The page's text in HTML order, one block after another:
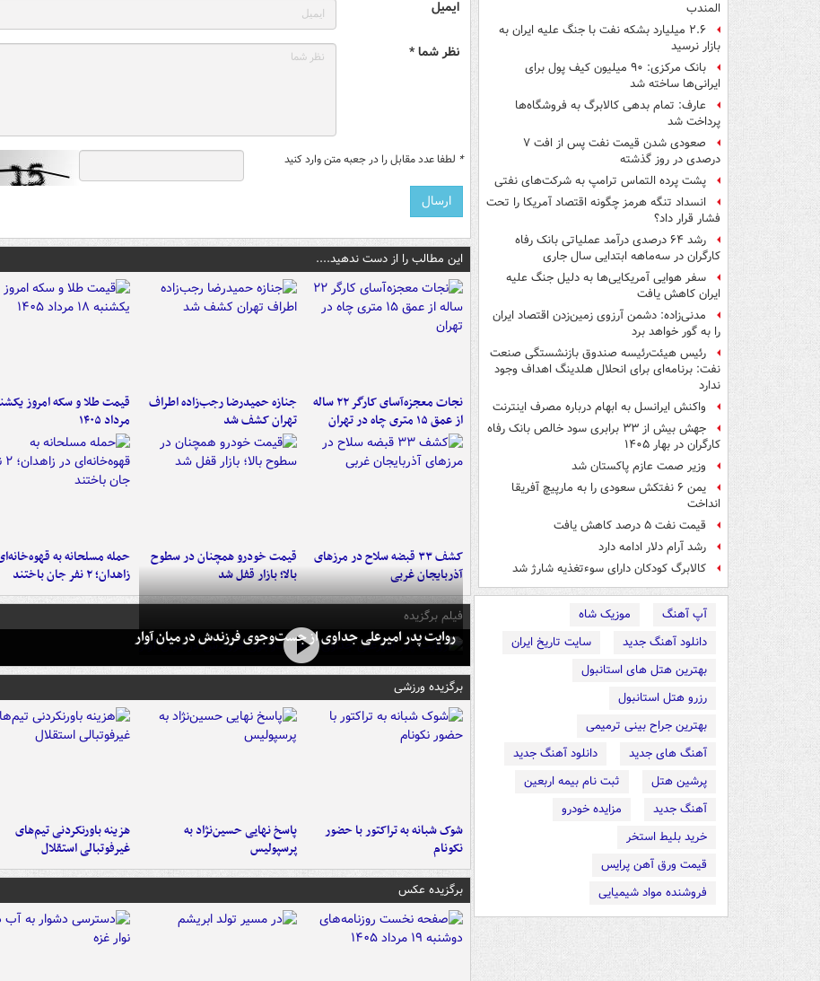
المندب
۲.۶ میلیارد بشکه نفت با جنگ علیه ایران به
بازار نرسید
بانک مرکزی: ۹۰ میلیون کیف پول برای
ایرانی‌ها ساخته شد
عارف: تمام بدهی کالابرگ به فروشگاه‌ها
پرداخت شد
صعودی شدن قیمت نفت پس از افت ۷
درصدی در روز گذشته
پشت پرده التماس ترامپ به شرکت‌های نفتی
انسداد تنگه هرمز چگونه اقتصاد آمریکا را تحت
فشار قرار داد؟
رشد ۶۴ درصدی درآمد عملیاتی بانک رفاه
کارگران در سه‌ماهه ابتدایی سال جاری
سفر هوایی آمریکایی‌ها به دلیل جنگ علیه
ایران کاهش یافت
مدنی‌زاده: دشمن آرزوی زمین‌زدن اقتصاد ایران
را به گور خواهد برد
رئیس هیئت‌رئیسه صندوق بازنشستگی صنعت
نفت: برنامه‌ای برای انحلال هلدینگ اهداف وجود
ندارد
واکنش ایرانسل به ابهام درباره مصرف اینترنت
جهش بیش از ۳۳ برابری سود خالص بانک رفاه
کارگران در بهار ۱۴۰۵
وزیر صمت عازم پاکستان شد
یمن ۶ نفتکش سعودی را به مارپیچ آفریقا
انداخت
قیمت نفت ۵ درصد کاهش یافت
رشد آرام دلار ادامه دارد
کالابرگ کودکان دارای سوءتغذیه شارژ شد
آپ آهنگ
موزیک شاه
دانلود آهنگ جدید
سایت تاریخ ایران
بهترین هتل های استانبول
رزرو هتل استانبول
بهترین جراح بینی ترمیمی
آهنگ های جدید
دانلود آهنگ جدید
پرشین هتل
ثبت نام بیمه اربعین
آهنگ جدید
مزایده خودرو
خرید بلیط استخر
قیمت ورق آهن پرایس
فروشنده مواد شیمیایی
ایمیل
نظر شما *
* لطفا عدد مقابل را در جعبه متن وارد کنید
این مطالب را از دست ندهید....
نجات معجزه‌آسای کارگر ۲۲ ساله
از عمق ۱۵ متری چاه در تهران
جنازه حمیدرضا رجب‌زاده اطراف
تهران کشف شد
مرداد ۱۴۰۵
کشف ۳۳ قبضه سلاح در مرزهای
آذربایجان غربی
قیمت خودرو همچنان در سطوح
بالا؛ بازار قفل شد
حمله مسلحانه به
زاهدان؛ ۲ نفر جان باختند
فیلم برگزیده
روایت پدر امیرعلی جداوی از جست‌وجوی فرزندش در میان آوار
برگزیده ورزشی
شوک شبانه به تراکتور با حضور
نکونام
پاسخ نهایی حسین‌نژاد به
پرسپولیس
هزینه باورنکردنی تیم‌های
غیرفوتبالی استقلال
برگزیده عکس